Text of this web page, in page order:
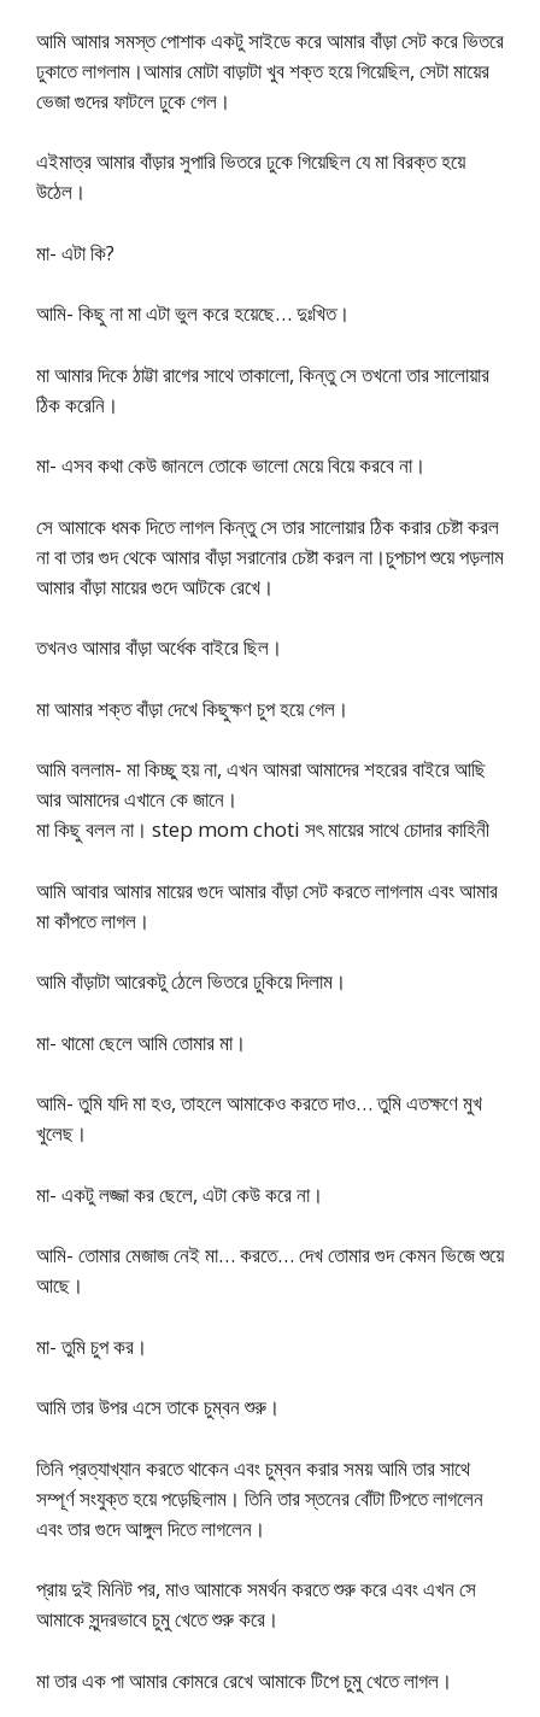
আমি আমার সমস্ত পোশাক একটু সাইডে করে আমার বাঁড়া সেট করে ভিতরে
ঢুকাতে লাগলাম।আমার মোটা বাড়াটা খুব শক্ত হয়ে গিয়েছিল, সেটা মায়ের
ভেজা গুদের ফাটলে ঢুকে গেল।
এইমাত্র আমার বাঁড়ার সুপারি ভিতরে ঢুকে গিয়েছিল যে মা বিরক্ত হয়ে
উঠেল​।
মা- এটা কি?
আমি- কিছু না মা এটা ভুল করে হয়েছে… দুঃখিত।
মা আমার দিকে ঠাট্টা রাগের সাথে তাকালো, কিন্তু সে তখনো তার সালোয়ার
ঠিক করেনি।
মা- এসব কথা কেউ জানলে তোকে ভালো মেয়ে বিয়ে করবে না।
সে আমাকে ধমক দিতে লাগল কিন্তু সে তার সালোয়ার ঠিক করার চেষ্টা করল
না বা তার গুদ থেকে আমার বাঁড়া সরানোর চেষ্টা করল না।চুপচাপ শুয়ে পড়লাম
আমার বাঁড়া মায়ের গুদে আটকে রেখে।
তখনও আমার বাঁড়া অর্ধেক বাইরে ছিল।
মা আমার শক্ত বাঁড়া দেখে কিছুক্ষণ চুপ হয়ে গেল।
আমি বললাম- মা কিচ্ছু হয় না, এখন আমরা আমাদের শহরের বাইরে আছি
আর আমাদের এখানে কে জানে।
মা কিছু বলল না। step mom choti সৎ মায়ের সাথে চোদার কাহিনী
আমি আবার আমার মায়ের গুদে আমার বাঁড়া সেট করতে লাগলাম এবং আমার
মা কাঁপতে লাগল।
আমি বাঁড়াটা আরেকটু ঠেলে ভিতরে ঢুকিয়ে দিলাম।
মা- থামো ছেলে আমি তোমার মা।
আমি- তুমি যদি মা হও, তাহলে আমাকেও করতে দাও… তুমি এতক্ষণে মুখ
খুলেছ।
মা- একটু লজ্জা কর ছেলে, এটা কেউ করে না।
আমি- তোমার মেজাজ নেই মা… করতে… দেখ তোমার গুদ কেমন ভিজে শুয়ে
আছে।
মা- তুমি চুপ কর।
আমি তার উপর এসে তাকে চুম্বন শুরু।
তিনি প্রত্যাখ্যান করতে থাকেন এবং চুম্বন করার সময় আমি তার সাথে
সম্পূর্ণ সংযুক্ত হয়ে পড়েছিলাম। তিনি তার স্তনের বোঁটা টিপতে লাগলেন
এবং তার গুদে আঙ্গুল দিতে লাগলেন।
প্রায় দুই মিনিট পর, মাও আমাকে সমর্থন করতে শুরু করে এবং এখন সে
আমাকে সুন্দরভাবে চুমু খেতে শুরু করে।
মা তার এক পা আমার কোমরে রেখে আমাকে টিপে চুমু খেতে লাগল।